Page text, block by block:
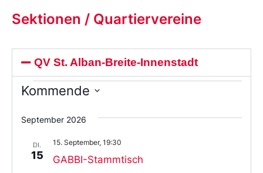
Sektionen / Quartiervereine
QV St. Alban-Breite-Innenstadt
Kommende
Sie
das
aus.
September 2026
DI.
15 GABBI-Stammtisch
15. September, 19:30